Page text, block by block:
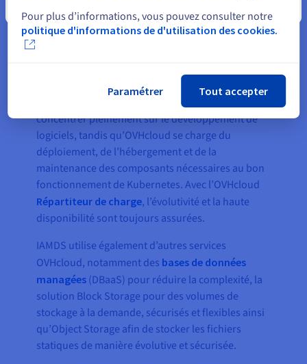
services IT dans lePublic Cloud,d’OVHcloud, qui
est lui-même hébergé dans le centre de données
composé de trois nœuds au sein du cluster
Managed Kubernetes. Ainsi, IAMDS peut se
concentrer pleinement sur le développement de
logiciels, tandis qu’OVHcloud se charge du
déploiement, de l’hébergement et de la
maintenance des composants nécessaires au bon
fonctionnement de Kubernetes. Avec l’OVHcloud
Répartiteur de charge, l’évolutivité et la haute
disponibilité sont toujours assurées.
IAMDS utilise également d’autres services
OVHcloud, notamment des bases de données
managées (DBaaS) pour réduire la complexité, la
solution Block Storage pour des volumes de
stockage à la demande, sécurisés et flexibles ainsi
qu’Object Storage afin de stocker les fichiers
statiques de manière évolutive et sécurisée.
Pour plus d’informations, vous pouvez consulter notre
politique d'informations de d'utilisation des cookies.
Paramétrer Tout accepter